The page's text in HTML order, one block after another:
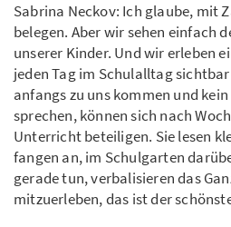
Sabrina Neckov: Ich glaube, mit
belegen. Aber wir sehen einfach
unserer Kinder. Und wir erleben
jeden Tag im Schulalltag
anfangs zu uns kommen und
sprechen, können sich nach
Unterricht beteiligen. Sie lesen
fangen an, im Schulgarten
gerade tun, verbalisieren das
mitzuerleben, das ist der